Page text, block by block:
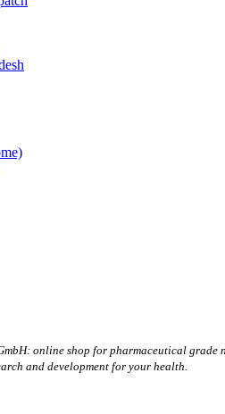
online shop for pharmaceutical
and development for your health.